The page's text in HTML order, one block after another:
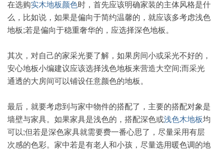
在选购实木地板颜色时，首先应该明确家装的主体风格是什
么，比如说，如果是偏向于简约温馨的，就应该多考虑浅色
地板;若是偏向于稳重奢华的，应选择深色地板。
其次，对自己的家采光要了解，如果房间小或采光不好的，
安心地板小编建议应该选择浅色地板来营造大空间;而采光
通透的大房间可以铺设任意颜色的地板。
最后，就要考虑到与家中物件的搭配了，主要的搭配对象是
墙壁与家具。如果家具是浅色的，搭配深色或浅色木地板均
可以;但若是深色家具就需要费一番心思了，尽量采用有层
次感的色彩。家中若是有老人和小孩，尽量选用暖色调的地